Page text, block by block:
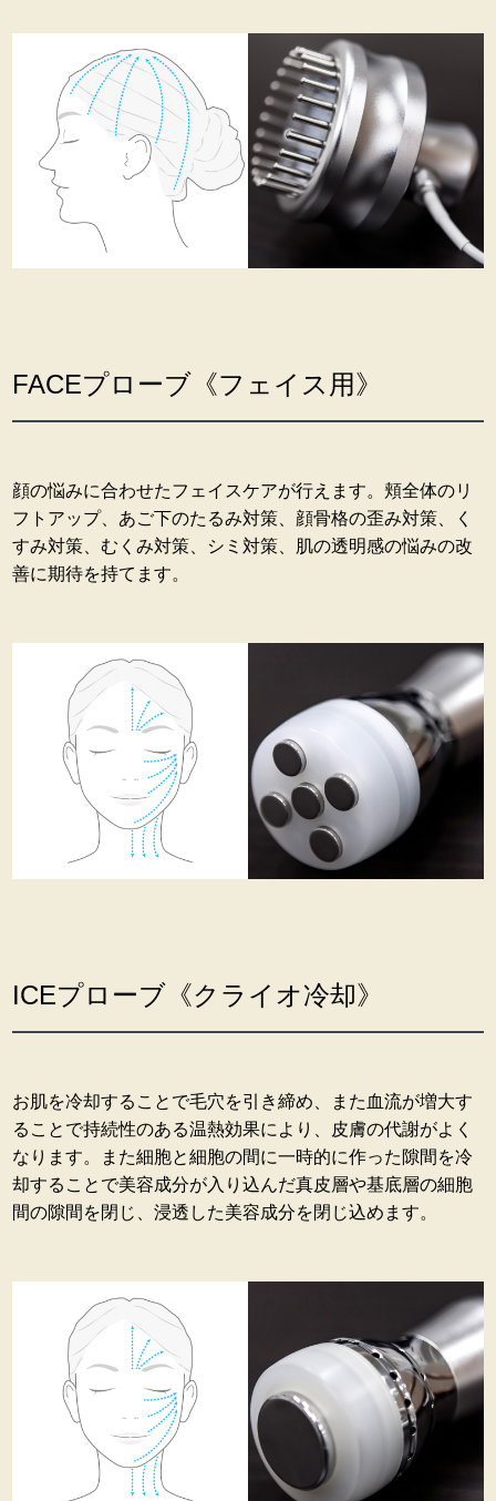
FACEプローブ《フェイス用》
顔の悩みに合わせたフェイスケアが行えます。頬全体のリ
フトアップ、あご下のたるみ対策、顔骨格の歪み対策、く
すみ対策、むくみ対策、シミ対策、肌の透明感の悩みの改
善に期待を持てます。
ICEプローブ《クライオ冷却》
お肌を冷却することで毛穴を引き締め、また血流が増大す
ることで持続性のある温熱効果により、皮膚の代謝がよく
なります。また細胞と細胞の間に一時的に作った隙間を冷
却することで美容成分が入り込んだ真皮層や基底層の細胞
間の隙間を閉じ、浸透した美容成分を閉じ込めます。